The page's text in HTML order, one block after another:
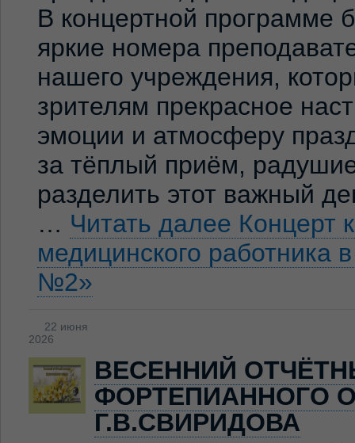
В концертной программе
яркие номера
нашего учреждения,
зрителям прекрасное
эмоции и атмосферу
за тёплый приём,
разделить этот важный
… Читать далее Концерт
медицинского
№2»
22 июня
2026
ВЕСЕННИЙ
ФОРТЕПИАННОГО
Г.В.СВИРИДОВА